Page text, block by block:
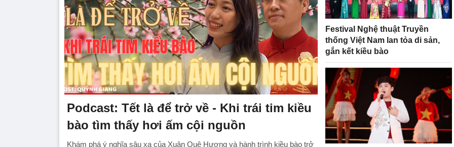
Podcast: Tết là để trở về - Khi trái tim kiều
bào tìm thấy hơi ấm cội nguồn
Khám phá ý nghĩa sâu xa của Xuân Quê Hương và hành trình kiều bào trở
Festival Nghệ thuật Truyền
thống Việt Nam lan tỏa di sản,
gắn kết kiều bào